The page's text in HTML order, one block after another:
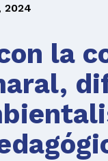
2024
la